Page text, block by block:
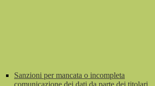
Sanzioni per mancata o incompleta